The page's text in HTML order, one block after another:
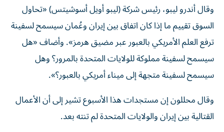
وقال أندرو ليبو، رئيس شركة (ليبو أويل أسوشيتس) «تحاول
السوق تقييم ما إذا كان اتفاق بين إيران وعُمان سيسمح لسفينة
ترفع العلم الأمريكي بالعبور عبر مضيق هرمز». وأضاف «هل
سيسمح لسفينة مملوكة للولايات المتحدة بالمرور؟ وهل
سيسمح لسفينة متجهة إلى ميناء أمريكي بالعبور؟».
وقال ‌محللون إن مستجدات هذا الأسبوع تشير إلى أن الأعمال
القتالية بين إيران والولايات المتحدة لم ‌تنته بعد.